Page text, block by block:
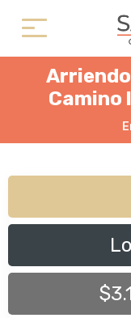
Camino